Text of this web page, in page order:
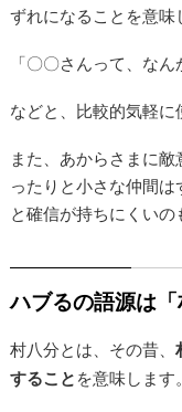
ずれになることを意味
「〇〇さんって、な
などと、比較的気軽に
また、あからさまに
ったりと小さな仲間
と確信が持ちにくいの
ハブるの語源は「
村八分とは、その昔、
することを意味します。